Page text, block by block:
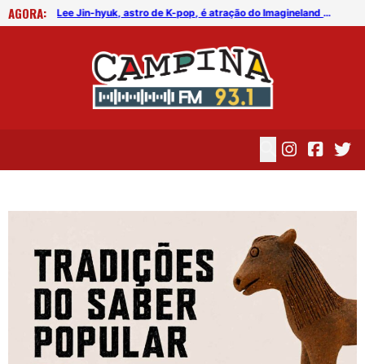
AGORA:
FICG trará Diogo Nogueira, Othon Bastos, Kell Smith e Antônio Nóbrega Lee Jin-hyuk, astro de K-pop, é atração do Imagineland On The Road 2026